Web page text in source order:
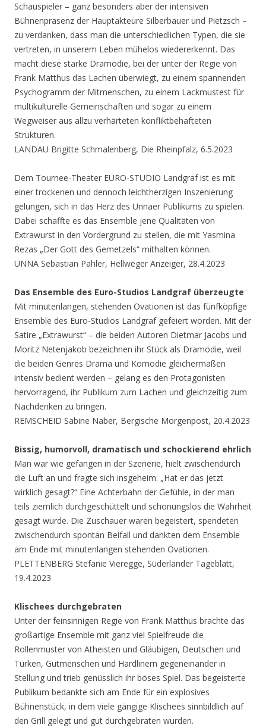
Schauspieler – ganz besonders aber der intensiven
Bühnenpräsenz der Hauptakteure Silberbauer und Pietzsch –
zu verdanken, dass man die unterschiedlichen Typen, die sie
vertreten, in unserem Leben mühelos wiedererkennt. Das
macht diese starke Dramödie, bei der unter der Regie von
Frank Matthus das Lachen überwiegt, zu einem spannenden
Psychogramm der Mitmenschen, zu einem Lackmustest für
multikulturelle Gemeinschaften und sogar zu einem
Wegweiser aus allzu verhärteten konfliktbehafteten
Strukturen.
LANDAU Brigitte Schmalenberg, Die Rheinpfalz, 6.5.2023
Dem Tournee-Theater EURO-STUDIO Landgraf ist es mit
einer trockenen und dennoch leichtherzigen Inszenierung
gelungen, sich in das Herz des Unnaer Publikums zu spielen.
Dabei schaffte es das Ensemble jene Qualitäten von
Extrawurst in den Vordergrund zu stellen, die mit Yasmina
Rezas „Der Gott des Gemetzels“ mithalten können.
UNNA Sebastian Pähler, Hellweger Anzeiger, 28.4.2023
Das Ensemble des Euro-Studios Landgraf überzeugte
Mit minutenlangen, stehenden Ovationen ist das fünfköpfige
Ensemble des Euro-Studios Landgraf gefeiert worden. Mit der
Satire „Extrawurst“ – die beiden Autoren Dietmar Jacobs und
Moritz Netenjakob bezeichnen ihr Stück als Dramödie, weil
die beiden Genres Drama und Komödie gleichermaßen
intensiv bedient werden – gelang es den Protagonisten
hervorragend, ihr Publikum zum Lachen und gleichzeitig zum
Nachdenken zu bringen.
REMSCHEID Sabine Naber, Bergische Morgenpost, 20.4.2023
Bissig, humorvoll, dramatisch und schockierend ehrlich
Man war wie gefangen in der Szenerie, hielt zwischendurch
die Luft an und fragte sich insgeheim: „Hat er das jetzt
wirklich gesagt?“ Eine Achterbahn der Gefühle, in der man
teils ziemlich durchgeschüttelt und schonungslos die Wahrheit
gesagt wurde. Die Zuschauer waren begeistert, spendeten
zwischendurch spontan Beifall und dankten dem Ensemble
am Ende mit minutenlangen stehenden Ovationen.
PLETTENBERG Stefanie Vieregge, Süderländer Tageblatt,
19.4.2023
Klischees durchgebraten
Unter der feinsinnigen Regie von Frank Matthus brachte das
großartige Ensemble mit ganz viel Spielfreude die
Rollenmuster von Atheisten und Gläubigen, Deutschen und
Türken, Gutmenschen und Hardlinern gegeneinander in
Stellung und trieb genüsslich ihr böses Spiel. Das begeisterte
Publikum bedankte sich am Ende für ein explosives
Bühnenstück, in dem viele gängige Klischees sinnbildlich auf
den Grill gelegt und gut durchgebraten wurden.